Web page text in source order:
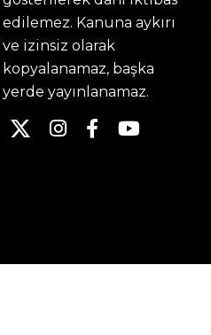
edilemez. Kanuna aykırı
ve izinsiz olarak
kopyalanamaz, başka
yerde yayınlanamaz.